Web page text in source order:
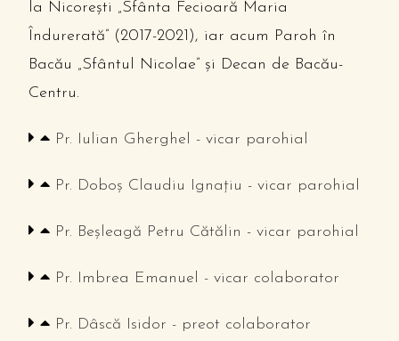
la Nicorești „Sfânta Fecioară Maria
Îndurerată” (2017-2021), iar acum Paroh în
Bacău „Sfântul Nicolae” și Decan de Bacău-
Centru.
Pr. Iulian Gherghel - vicar parohial
Pr. Doboș Claudiu Ignațiu - vicar parohial
Pr. Beșleagă Petru Cătălin - vicar parohial
Pr. Imbrea Emanuel - vicar colaborator
Pr. Dâscă Isidor - preot colaborator